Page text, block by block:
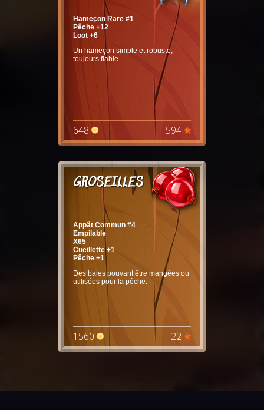
Hameçon Rare #1
Pêche +12
Loot +6
Un hameçon simple et robuste,
toujours fiable.
648 594
GROSEILLES
Appât Commun #4
Empilable
X65
Cueillette +1
Pêche +1
Des baies pouvant être mangées ou
utilisées pour la pêche.
1560 22